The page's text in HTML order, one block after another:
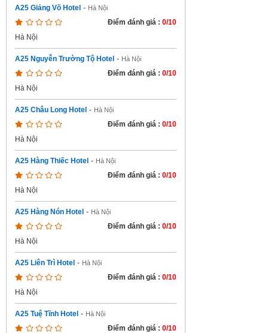
A25 Giảng Võ Hotel - Hà Nội
Điểm đánh giá : 0/10
Hà Nội
A25 Nguyễn Trường Tộ Hotel - Hà Nội
Điểm đánh giá : 0/10
Hà Nội
A25 Châu Long Hotel - Hà Nội
Điểm đánh giá : 0/10
Hà Nội
A25 Hàng Thiếc Hotel - Hà Nội
Điểm đánh giá : 0/10
Hà Nội
A25 Hàng Nón Hotel - Hà Nội
Điểm đánh giá : 0/10
Hà Nội
A25 Liên Trì Hotel - Hà Nội
Điểm đánh giá : 0/10
Hà Nội
A25 Tuệ Tĩnh Hotel - Hà Nội
Điểm đánh giá : 0/10